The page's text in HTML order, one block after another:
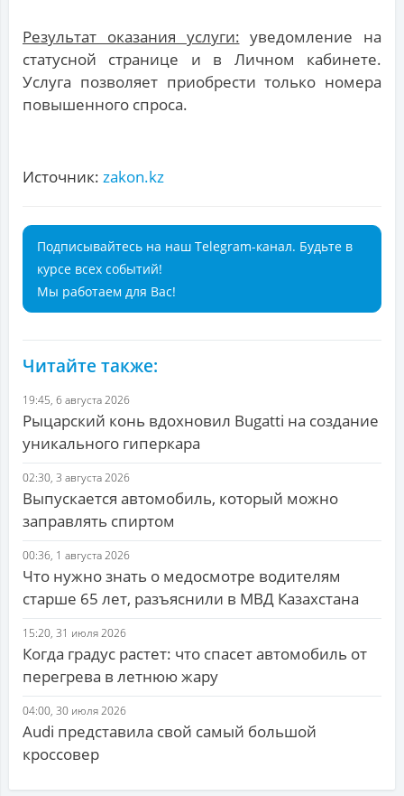
Результат оказания услуги: уведомление на
статусной странице и в Личном кабинете.
Услуга позволяет приобрести только номера
повышенного спроса.
Источник: zakon.kz
Подписывайтесь на наш Telegram-канал. Будьте в
курсе всех событий!
Мы работаем для Вас!
Читайте также:
19:45, 6 августа 2026
Рыцарский конь вдохновил Bugatti на создание
уникального гиперкара
02:30, 3 августа 2026
Выпускается автомобиль, который можно
заправлять спиртом
00:36, 1 августа 2026
Что нужно знать о медосмотре водителям
старше 65 лет, разъяснили в МВД Казахстана
15:20, 31 июля 2026
Когда градус растет: что спасет автомобиль от
перегрева в летнюю жару
04:00, 30 июля 2026
Audi представила свой самый большой
кроссовер